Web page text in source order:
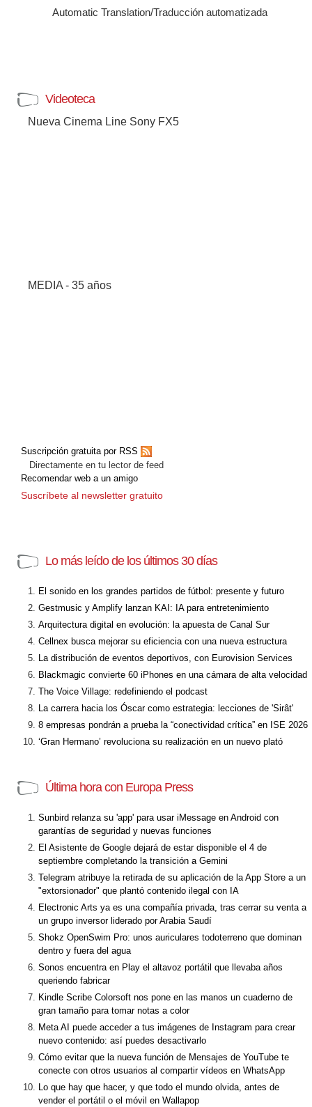
Automatic Translation/Traducción automatizada
Videoteca
Nueva Cinema Line Sony FX5
MEDIA - 35 años
Suscripción gratuita por RSS
Directamente en tu lector de feed
Recomendar web a un amigo
Suscríbete al newsletter gratuito
Lo más leído de los últimos 30 días
El sonido en los grandes partidos de fútbol: presente y futuro
Gestmusic y Amplify lanzan KAI: IA para entretenimiento
Arquitectura digital en evolución: la apuesta de Canal Sur
Cellnex busca mejorar su eficiencia con una nueva estructura
La distribución de eventos deportivos, con Eurovision Services
Blackmagic convierte 60 iPhones en una cámara de alta velocidad
The Voice Village: redefiniendo el podcast
La carrera hacia los Óscar como estrategia: lecciones de 'Sirât'
8 empresas pondrán a prueba la “conectividad crítica” en ISE 2026
‘Gran Hermano’ revoluciona su realización en un nuevo plató
Última hora con Europa Press
Sunbird relanza su 'app' para usar iMessage en Android con
garantías de seguridad y nuevas funciones
El Asistente de Google dejará de estar disponible el 4 de
septiembre completando la transición a Gemini
Telegram atribuye la retirada de su aplicación de la App Store a un
"extorsionador" que plantó contenido ilegal con IA
Electronic Arts ya es una compañía privada, tras cerrar su venta a
un grupo inversor liderado por Arabia Saudí
Shokz OpenSwim Pro: unos auriculares todoterreno que dominan
dentro y fuera del agua
Sonos encuentra en Play el altavoz portátil que llevaba años
queriendo fabricar
Kindle Scribe Colorsoft nos pone en las manos un cuaderno de
gran tamaño para tomar notas a color
Meta AI puede acceder a tus imágenes de Instagram para crear
nuevo contenido: así puedes desactivarlo
Cómo evitar que la nueva función de Mensajes de YouTube te
conecte con otros usuarios al compartir vídeos en WhatsApp
Lo que hay que hacer, y que todo el mundo olvida, antes de
vender el portátil o el móvil en Wallapop